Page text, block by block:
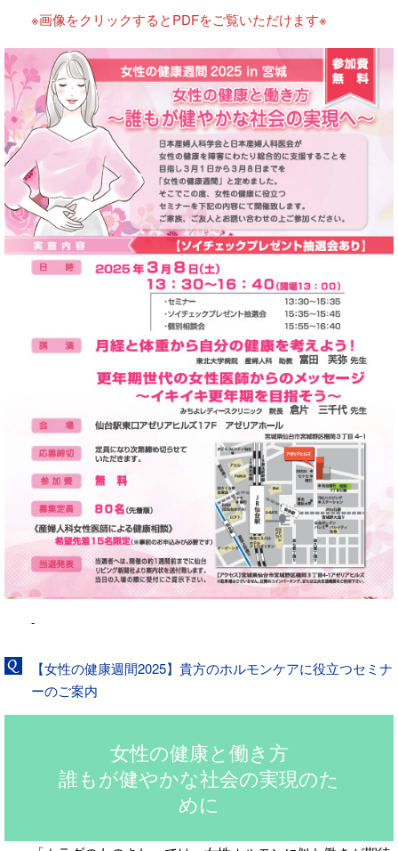
※画像をクリックするとPDFをご覧いただけます※
-
【女性の健康週間2025】貴方のホルモンケアに役立つセミナ
ーのご案内
女性の健康と働き方
誰もが健やかな社会の実現のた
めに